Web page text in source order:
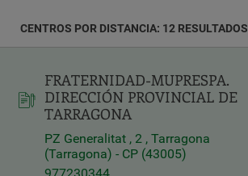
Distance
Servicios
CENTROS POR DISTANCIA: 12 RESULTADOS
FRATERNIDAD-MUPRESPA.
DIRECCIÓN PROVINCIAL DE
TARRAGONA
PZ Generalitat , 2 , Tarragona
(Tarragona) - CP (43005)